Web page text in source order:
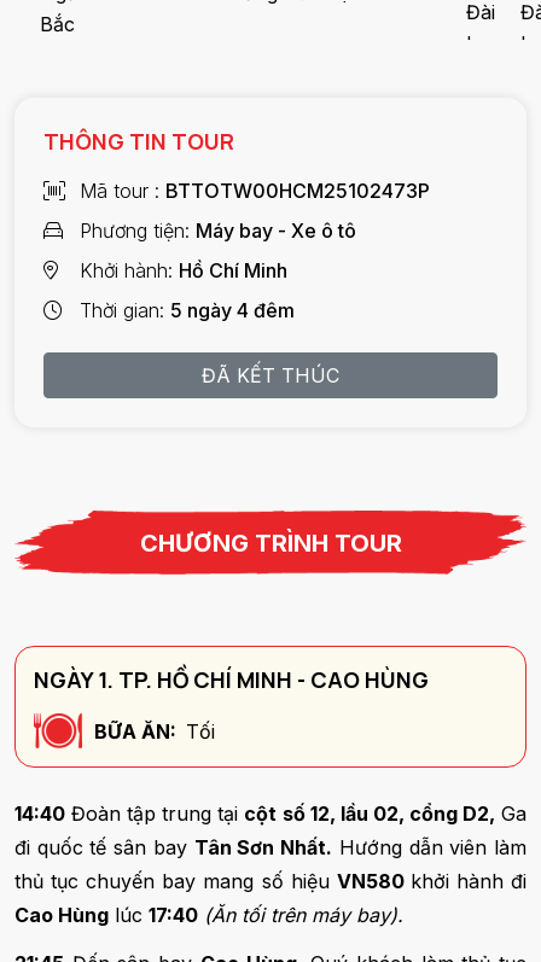
THÔNG TIN TOUR
Mã tour
BTTOTW00HCM25102473P
Phương tiện Máy bay - Xe ô tô
Khởi hành Hồ Chí Minh
Thời gian 5 ngày 4 đêm
ĐÃ KẾT THÚC
CHƯƠNG TRÌNH TOUR
NGÀY 1. TP. HỒ CHÍ MINH - CAO HÙNG
BỮA ĂN: Tối
14:40 Đoàn tập trung tại cột số 12, lầu 02, cổng D2, Ga
đi quốc tế sân bay Tân Sơn Nhất. Hướng dẫn viên làm
thủ tục chuyến bay mang số hiệu VN580 khởi hành đi
Cao Hùng lúc 17:40 (Ăn tối trên máy bay).